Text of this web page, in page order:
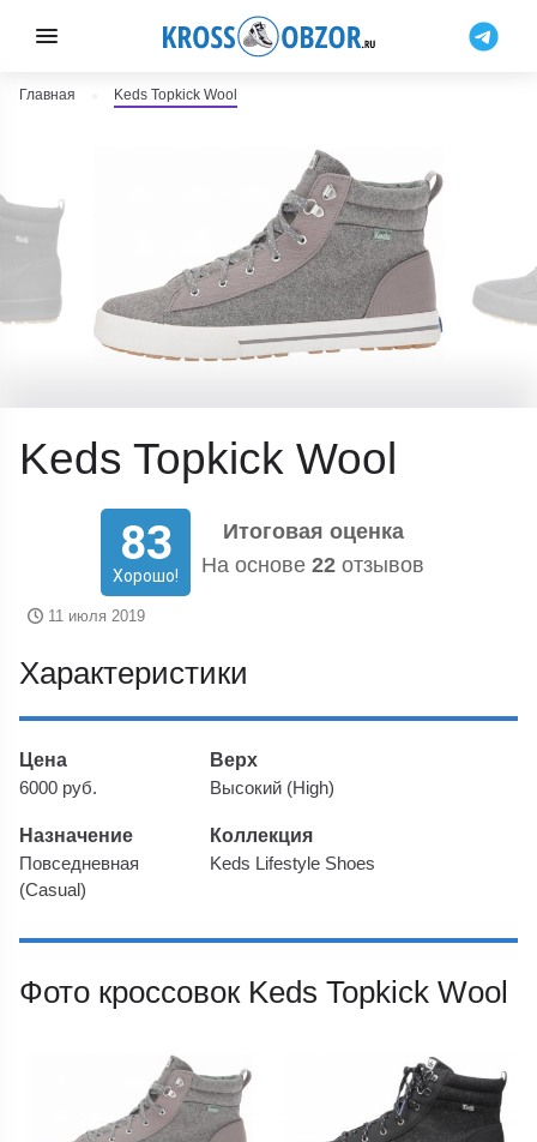
Главная Keds Topkick Wool
Keds Topkick Wool
83
Хорошо!
Итоговая оценка
На основе 22 отзывов
11 июля 2019
Характеристики
Цена
6000 руб.
Верх
Высокий (High)
Назначение
Повседневная
(Casual)
Коллекция
Keds Lifestyle Shoes
Фото кроссовок Keds Topkick Wool